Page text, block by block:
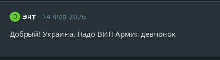
Э Энт
14 Фев 2026
Добрый! Украина. Надо ВИП Армия девчонок